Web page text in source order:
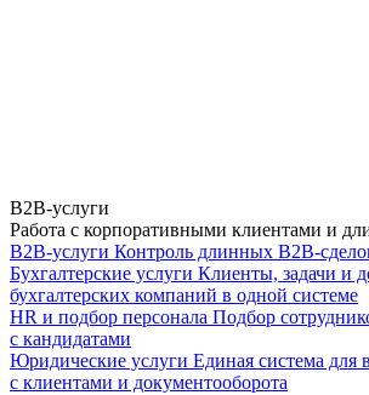
B2B-услуги
Работа с корпоративными клиентами и
B2B-услуги Контроль длинных B2B-
Бухгалтерские услуги Клиенты, задачи и
бухгалтерских компаний в одной системе
HR и подбор персонала Подбор
с кандидатами
Юридические услуги Единая система для
с клиентами и документооборота